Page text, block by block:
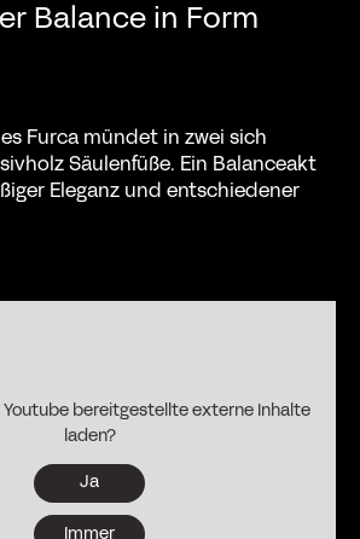
Balance in Form
Furca mündet in zwei sich
Säulenfüße. Ein Balanceakt
Eleganz und entschiedener
Youtubebereitgestellte externe Inhalte
laden?
Ja
Immer